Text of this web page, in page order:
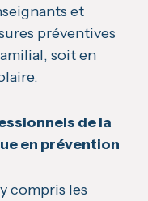
et
préventives
soit en
de la
en prévention
compris les